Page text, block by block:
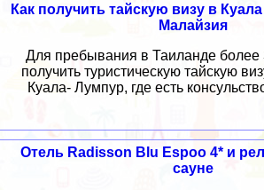
Как получить тайскую визу в
Малайзия
Для пребывания в Таиланде
получить туристическую тайскую
Куала- Лумпур, где есть
Отель Radisson Blu Espoo 4* и
сауне